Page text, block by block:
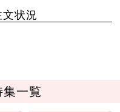
文状況
一覧